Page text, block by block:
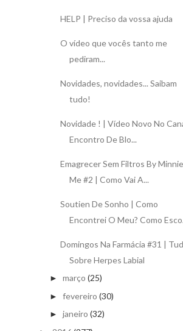
HELP | Preciso da vossa ajuda
O vídeo que vocês tanto me
pediram...
Novidades, novidades... Saibam
tudo!
Novidade ! | Vídeo Novo No
Encontro De Blo...
Emagrecer Sem Filtros By Minnie
Me #2 | Como Vai A...
Soutien De Sonho | Como
Encontrei O Meu? Como
Domingos Na Farmácia #31 |
Sobre Herpes Labial
► março (25)
► fevereiro (30)
► janeiro (32)